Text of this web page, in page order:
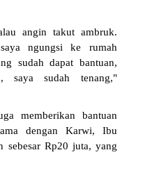
angin takut ambruk.
ngungsi ke rumah
sudah dapat bantuan,
saya sudah tenang,"
memberikan bantuan
dengan Karwi, Ibu
sebesar Rp20 juta, yang